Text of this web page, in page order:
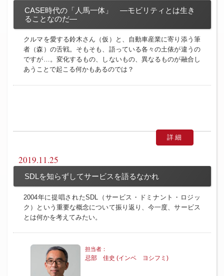
CASE時代の「人馬一体」 ―モビリティとは生き
ることなのだ―
クルマを愛する鈴木さん（仮）と、自動車産業に寄り添う筆
者（森）の舌戦。そもそも、語っている各々の土俵が違うの
ですが…。変化するもの、しないもの、異なるものが融合し
あうことで起こる何かもあるのでは？
詳細
2019.11.25
SDLを知らずしてサービスを語るなかれ
2004年に提唱されたSDL（サービス・ドミナント・ロジッ
ク）という重要な概念について振り返り、今一度、サービス
とは何かを考えてみたい。
忌部 佳史 (インベ ヨシフミ)